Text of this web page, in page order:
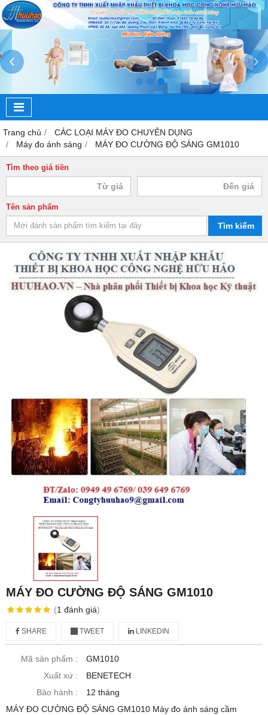
‹ ›
Trang chủ
CÁC LOẠI MÁY ĐO CHUYÊN DỤNG
Máy đo ánh sáng
MÁY ĐO CƯỜNG ĐỘ SÁNG GM1010
Tìm theo giá tiền
Tên sản phẩm
Tìm kiếm
MÁY ĐO CƯỜNG ĐỘ SÁNG GM1010
(1 đánh giá)
SHARE TWEET LINKEDIN
Mã sản phẩm :
GM1010
Xuất xứ :
BENETECH
Bảo hành :
12 tháng
MÁY ĐO CƯỜNG ĐỘ SÁNG GM1010 Máy đo ánh sáng cầm